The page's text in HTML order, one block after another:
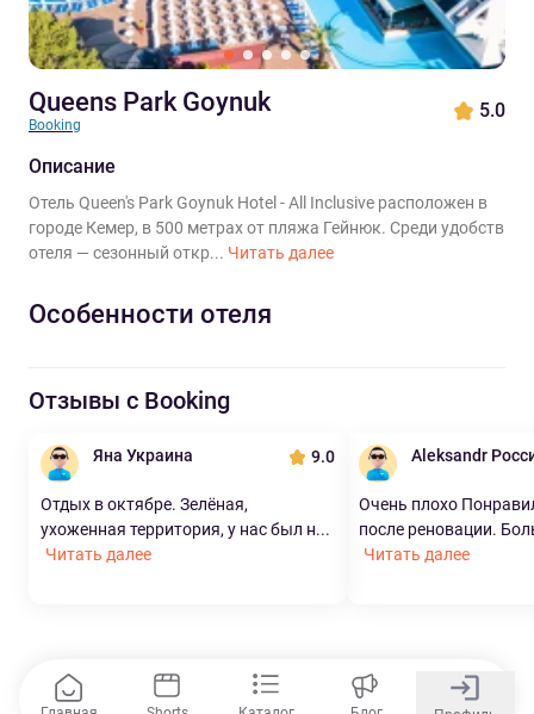
Queens Park Goynuk
Booking
5.0
Описание
Отель Queen's Park Goynuk Hotel - All Inclusive расположен в
городе Кемер, в 500 метрах от пляжа Гейнюк. Среди удобств
отеля — сезонный откр... Читать далее
Особенности отеля
Отзывы с Booking
Яна Украина 9.0
Отдых в октябре. Зелёная,
ухоженная территория, у нас был н...
Читать далее
Aleksandr
Очень плохо
после реновации.
Читать далее